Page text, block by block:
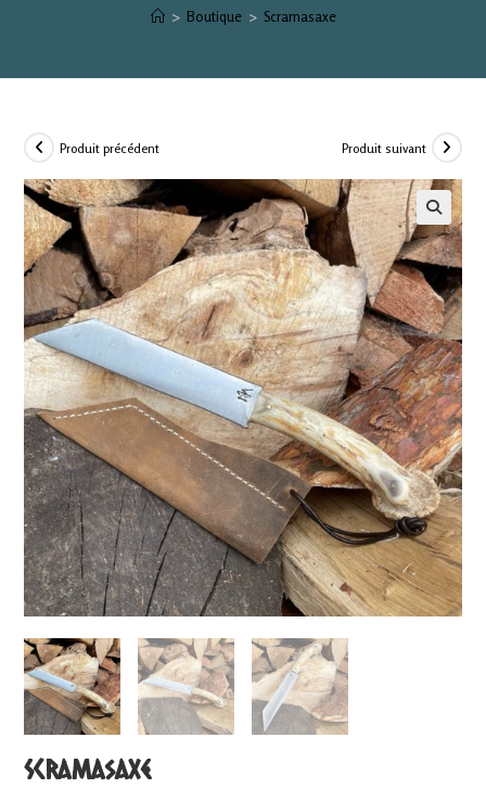
> Boutique > Scramasaxe
Produit précédent Produit suivant
Scramasaxe